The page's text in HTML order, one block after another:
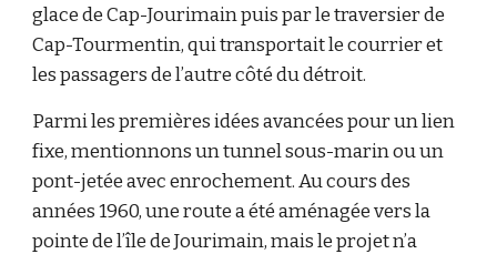
glace de Cap-Jourimain puis par le traversier de
Cap-Tourmentin, qui transportait le courrier et
les passagers de l’autre côté du détroit.
Parmi les premières idées avancées pour un lien
fixe, mentionnons un tunnel sous-marin ou un
pont-jetée avec enrochement. Au cours des
années 1960, une route a été aménagée vers la
pointe de l’île de Jourimain, mais le projet n’a